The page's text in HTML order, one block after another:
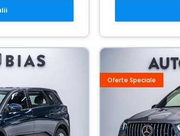
Oferte Speciale